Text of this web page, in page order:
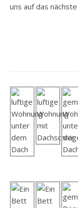
uns auf das